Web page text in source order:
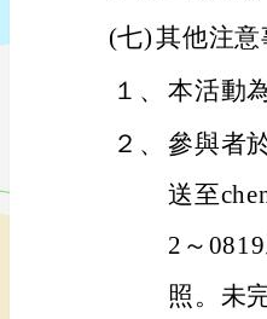
(七)其他注意
１、 本活動
２、 參與者
送至
2～
照。未